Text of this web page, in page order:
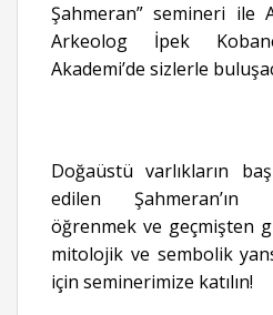
Şahmeran” semineri ile
Arkeolog İpek
Akademi’de sizlerle
Doğaüstü varlıkların
edilen Şahmeran’ın
öğrenmek ve geçmişten
mitolojik ve sembolik
için seminerimize katılın!